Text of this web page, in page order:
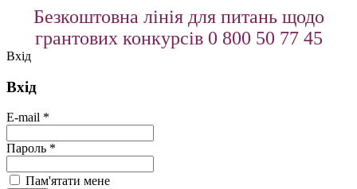
Безкоштовна лінія для питань щодо
грантових конкурсів 0 800 50 77 45
Вхід
Вхід
E-mail *
Пароль *
Пам'ятати мене